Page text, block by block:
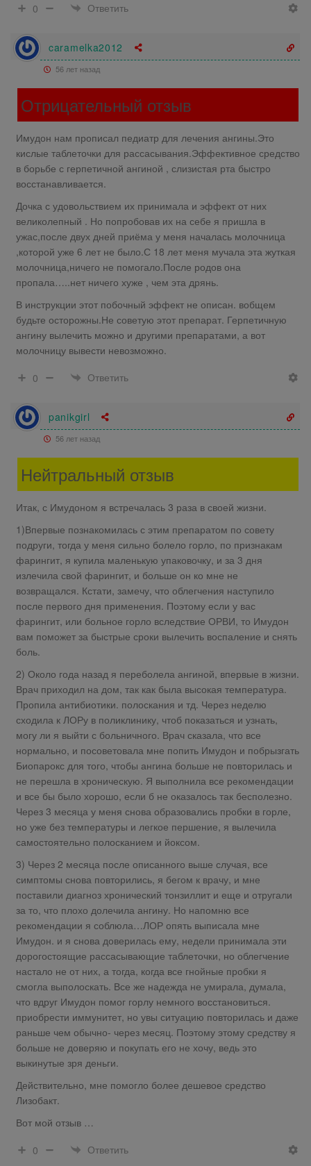
0
Ответить
caramelka2012
56 лет назад
Отрицательный отзыв
Имудон нам прописал педиатр для лечения ангины.Это
кислые таблеточки для рассасывания.Эффективное средство
в борьбе с герпетичной ангиной , слизистая рта быстро
восстанавливается.
Дочка с удовольствием их принимала и эффект от них
великолепный . Но попробовав их на себе я пришла в
ужас,после двух дней приёма у меня началась молочница
,которой уже 6 лет не было.С 18 лет меня мучала эта жуткая
молочница,ничего не помогало.После родов она
пропала…..нет ничего хуже , чем эта дрянь.
В инструкции этот побочный эффект не описан. вобщем
будьте осторожны.Не советую этот препарат. Герпетичную
ангину вылечить можно и другими препаратами, а вот
молочницу вывести невозможно.
0
Ответить
panikgirl
56 лет назад
Нейтральный отзыв
Итак, с Имудоном я встречалась 3 раза в своей жизни.
1)Впервые познакомилась с этим препаратом по совету
подруги, тогда у меня сильно болело горло, по признакам
фарингит, я купила маленькую упаковочку, и за 3 дня
излечила свой фарингит, и больше он ко мне не
возвращался. Кстати, замечу, что облегчения наступило
после первого дня применения. Поэтому если у вас
фарингит, или больное горло вследствие ОРВИ, то Имудон
вам поможет за быстрые сроки вылечить воспаление и снять
боль.
2) Около года назад я переболела ангиной, впервые в жизни.
Врач приходил на дом, так как была высокая температура.
Пропила антибиотики. полоскания и тд. Через неделю
сходила к ЛОРу в поликлинику, чтоб показаться и узнать,
могу ли я выйти с больничного. Врач сказала, что все
нормально, и посоветовала мне попить Имудон и побрызгать
Биопарокс для того, чтобы ангина больше не повторилась и
не перешла в хроническую. Я выполнила все рекомендации
и все бы было хорошо, если б не оказалось так бесполезно.
Через 3 месяца у меня снова образовались пробки в горле,
но уже без температуры и легкое першение, я вылечила
самостоятельно полосканием и йоксом.
3) Через 2 месяца после описанного выше случая, все
симптомы снова повторились, я бегом к врачу, и мне
поставили диагноз хронический тонзиллит и еще и отругали
за то, что плохо долечила ангину. Но напомню все
рекомендации я соблюла…ЛОР опять выписала мне
Имудон. и я снова доверилась ему, недели принимала эти
дорогостоящие рассасывающие таблеточки, но облегчение
настало не от них, а тогда, когда все гнойные пробки я
смогла выполоскать. Все же надежда не умирала, думала,
что вдруг Имудон помог горлу немного восстановиться.
приобрести иммунитет, но увы ситуацию повторилась и даже
раньше чем обычно- через месяц. Поэтому этому средству я
больше не доверяю и покупать его не хочу, ведь это
выкинутые зря деньги.
Действительно, мне помогло более дешевое средство
Лизобакт.
Вот мой отзыв …
0
Ответить